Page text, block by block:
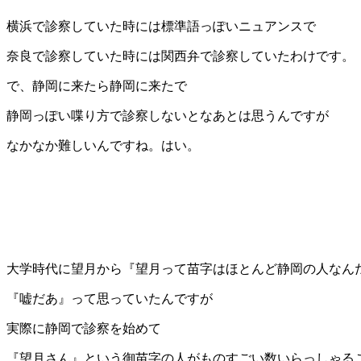
横浜で診察していた時には標準語っぽいニュアンスで
奈良で診察していた時には関西弁で診察していたわけです。
で、静岡に来たら静岡に来たで
静岡っぽい喋り方で診察しないとなあとは思うんですが
なかなか難しいんですね。はい。
大学時代に望月から『望月って苗字はほとんど静岡の人なん
『嘘だあ』って思っていたんですが
実際に静岡で診察を始めて